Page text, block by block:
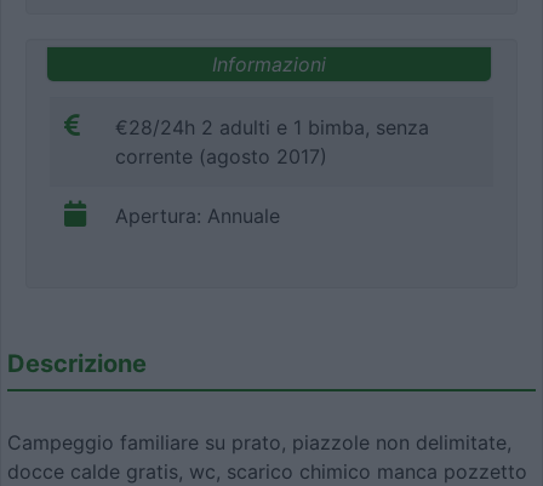
Informazioni
€28/24h 2 adulti e 1 bimba, senza
corrente (agosto 2017)
Apertura: Annuale
Descrizione
Campeggio familiare su prato, piazzole non delimitate,
docce calde gratis, wc, scarico chimico manca pozzetto